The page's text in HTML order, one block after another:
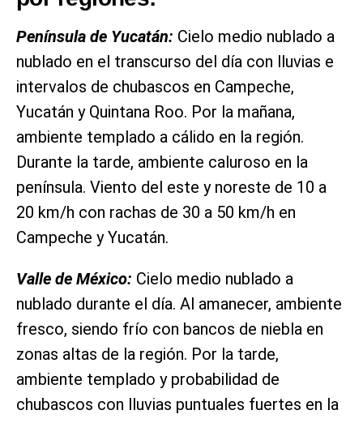
Península de Yucatán: Cielo medio nublado a
nublado en el transcurso del día con lluvias e
intervalos de chubascos en Campeche,
Yucatán y Quintana Roo. Por la mañana,
ambiente templado a cálido en la región.
Durante la tarde, ambiente caluroso en la
península. Viento del este y noreste de 10 a
20 km/h con rachas de 30 a 50 km/h en
Campeche y Yucatán.
Valle de México: Cielo medio nublado a
nublado durante el día. Al amanecer, ambiente
fresco, siendo frío con bancos de niebla en
zonas altas de la región. Por la tarde,
ambiente templado y probabilidad de
chubascos con lluvias puntuales fuertes en la